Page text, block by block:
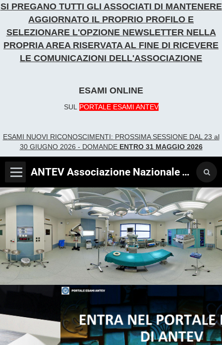
SI PREGANO TUTTI GLI ASSOCIATI DI MANTENERE
AGGIORNATO IL PROPRIO PROFILO E
SELEZIONARE L'OPZIONE NEWSLETTER NELLA
PROPRIA AREA RISERVATA AL FINE DI RICEVERE
LE COMUNICAZIONI DELL'ASSOCIAZIONE
ESAMI ONLINE
SUL PORTALE ESAMI ANTEV
ESAMI NUOVI RICONOSCIMENTI: PROSSIMA SESSIONE DAL 23 al
30 GIUGNO 2026 - DOMANDE ENTRO 31 MAGGIO 2026
ANTEV Associazione Nazionale Tecnici Verificatori